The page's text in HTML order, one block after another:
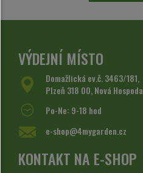
VÝDEJNÍ MÍSTO
Domažlická ev.č. 3463/181,
Plzeň 318 00, Nová Hospoda
Po-Ne: 9-18 hod
e-shop@4mygarden.cz
KONTAKT NA E-SHOP